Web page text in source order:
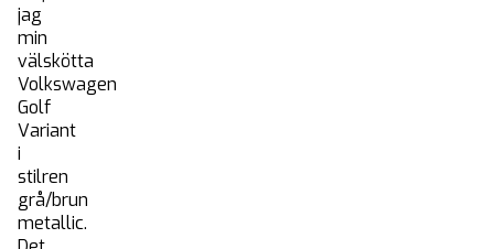
jag
min
välskötta
Volkswagen
Golf
Variant
i
stilren
grå/brun
metallic.